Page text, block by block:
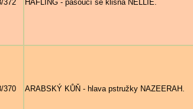
372 HAFLING - pasoucí se klisna NELLIE.
370 ARABSKÝ KŮŇ - hlava pstružky NAZEERAH.